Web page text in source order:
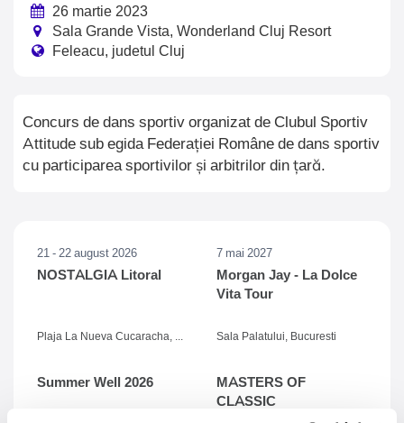
Concurs de dans sportiv organizat de Clubul Sportiv
Attitude sub egida Federației Române de dans sportiv
cu participarea sportivilor și arbitrilor din țară.
26 martie 2023
Sala Grande Vista, Wonderland Cluj Resort
Feleacu, judetul Cluj
21 - 22 august 2026
NOSTALGIA Litoral
7 mai 2027
Morgan Jay - La Dolce
Vita Tour
Sala Palatului, Bucuresti
Summer Well 2026
MASTERS OF
CLASSIC